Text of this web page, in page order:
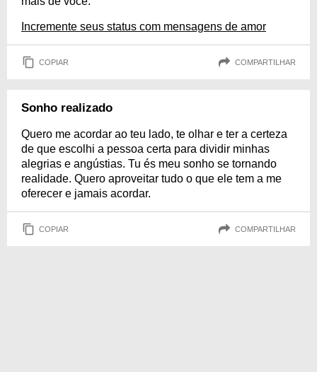
Incremente seus status com mensagens de amor
COPIAR COMPARTILHAR
Sonho realizado
Quero me acordar ao teu lado, te olhar e ter a certeza
de que escolhi a pessoa certa para dividir minhas
alegrias e angústias. Tu és meu sonho se tornando
realidade. Quero aproveitar tudo o que ele tem a me
oferecer e jamais acordar.
COPIAR COMPARTILHAR